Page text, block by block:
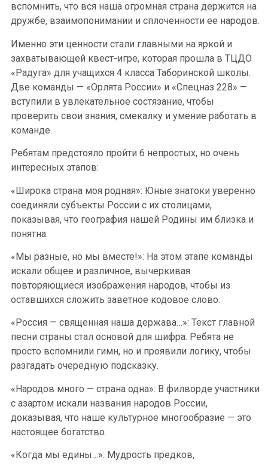
вспомнить, что вся наша огромная страна держится на
дружбе, взаимопонимании и сплоченности ее народов.
Именно эти ценности стали главными на яркой и
захватывающей квест-игре, которая прошла в ТЦДО
«Радуга» для учащихся 4 класса Таборинской школы.
Две команды — «Орлята России» и «Спецназ 228» —
вступили в увлекательное состязание, чтобы
проверить свои знания, смекалку и умение работать в
команде.
Ребятам предстояло пройти 6 непростых, но очень
интересных этапов:
«Широка страна моя родная»: Юные знатоки уверенно
соединяли субъекты России с их столицами,
показывая, что география нашей Родины им близка и
понятна.
«Мы разные, но мы вместе!»: На этом этапе команды
искали общее и различное, вычеркивая
повторяющиеся изображения народов, чтобы из
оставшихся сложить заветное кодовое слово.
«Россия — священная наша держава…»: Текст главной
песни страны стал основой для шифра. Ребята не
просто вспомнили гимн, но и проявили логику, чтобы
разгадать очередную подсказку.
«Народов много — страна одна»: В филворде участники
с азартом искали названия народов России,
доказывая, что наше культурное многообразие — это
настоящее богатство.
«Когда мы едины…»: Мудрость предков,